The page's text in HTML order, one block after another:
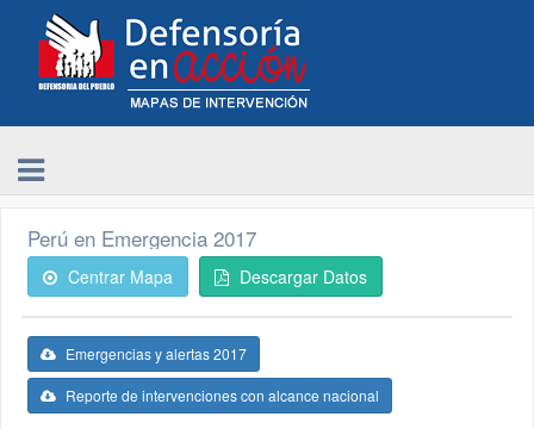
Perú en Emergencia 2017
Centrar Mapa Descargar Datos
Emergencias y alertas 2017
Reporte de intervenciones con alcance nacional